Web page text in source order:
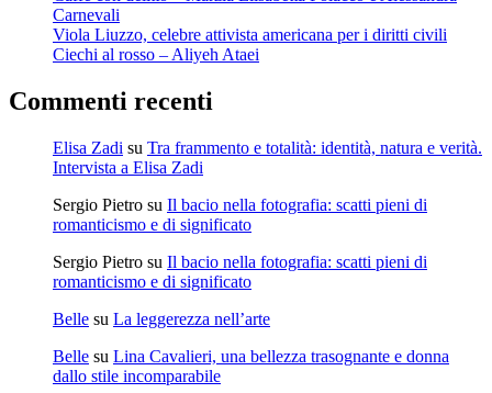
Carnevali
Viola Liuzzo, celebre attivista americana per i diritti civili
Ciechi al rosso – Aliyeh Ataei
Commenti recenti
Elisa Zadi su Tra frammento e totalità: identità, natura e verità.
Intervista a Elisa Zadi
Sergio Pietro su Il bacio nella fotografia: scatti pieni di
romanticismo e di significato
Sergio Pietro su Il bacio nella fotografia: scatti pieni di
romanticismo e di significato
Belle su La leggerezza nell’arte
Belle su Lina Cavalieri, una bellezza trasognante e donna
dallo stile incomparabile